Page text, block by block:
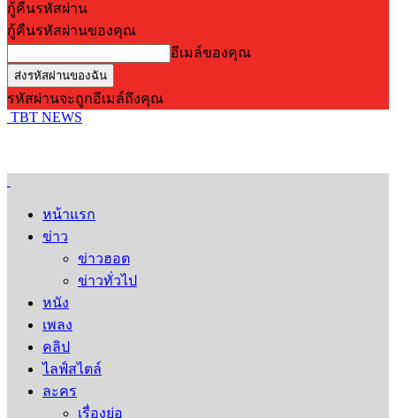
กู้คืนรหัสผ่าน
กู้คืนรหัสผ่านของคุณ
อีเมล์ของคุณ
รหัสผ่านจะถูกอีเมล์ถึงคุณ
TBT NEWS
หน้าแรก
ข่าว
ข่าวฮอต
ข่าวทั่วไป
หนัง
เพลง
คลิป
ไลฟ์สไตล์
ละคร
เรื่องย่อ